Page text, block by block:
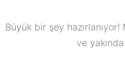
Büyük bir şey hazırlanıyor!
ve